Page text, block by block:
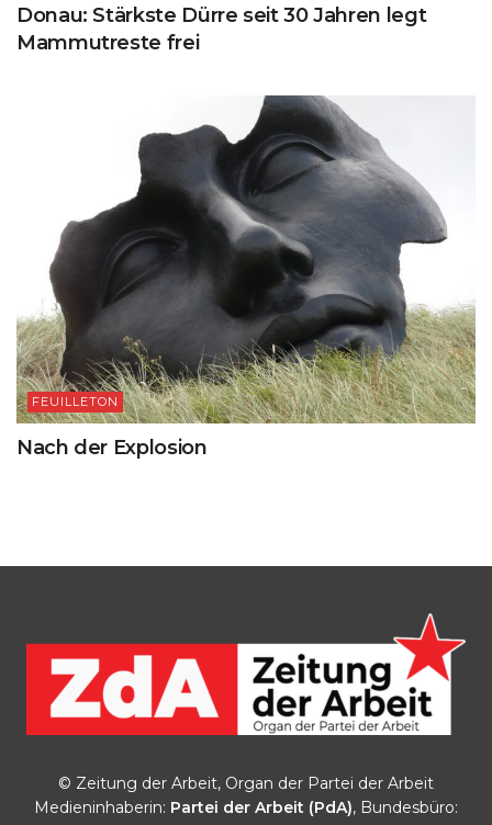
Donau: Stärkste Dürre seit 30 Jahren legt
Mammutreste frei
FEUILLETON
Nach der Explosion
© Zeitung der Arbeit, Organ der Partei der Arbeit
Medieninhaberin: Partei der Arbeit (PdA), Bundesbüro: